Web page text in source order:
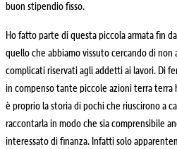
buon stipendio fisso.
Ho fatto parte di questa piccola armata fin
quello che abbiamo vissuto cercando di
complicati riservati agli addetti ai lavori. Di
in compenso tante piccole azioni terra terra
è proprio la storia di pochi che riuscirono a
raccontarla in modo che sia comprensibile
interessato di finanza. Infatti solo